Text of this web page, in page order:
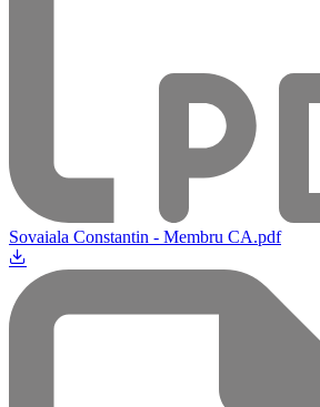
Sovaiala Constantin - Membru CA.pdf